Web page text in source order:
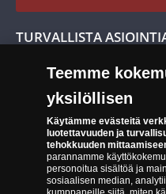
Evästeet Suomen Monetan
Saavutettavuusseloste
TURVALLISTA
Turvallinen kumppani
Aitous- ja laatutakuu
14 päivän palautusoikeus
Teemme
yksilöllisen
Käytämme evästeitä
luotettavuuden ja
tehokkuuden
parannamme
personoitua sisältöä ja
sosiaalisen median,